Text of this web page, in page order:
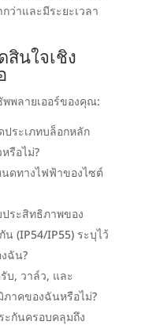
ว่าและมีระยะเวลา
สินใจเชิง
พลายเออร์ของคุณ:
ระเภทบล็อกหลัก
รือไม่?
ดทางไฟฟ้าของไซต์
ระสิทธิภาพของ
น (IP54/IP55) ระบุไว้
ฉัน?
บ, วาล์ว, และ
าคของฉันหรือไม่?
ะกันครอบคลุมถึง